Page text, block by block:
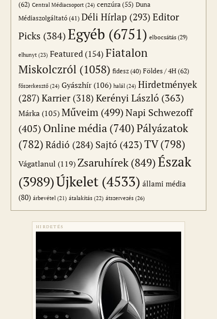
(62) Central Médiacsoport (24) cenzúra(55) Duna
Médiaszolgáltató(41) Déli Hírlap (293) Editor
Picks (384)Egyéb (6751) elbocsátás (29)
elhunyt (23) Featured (154) Fiatalon
Miskolczról (1058) fidesz(40) Földes / 4H(62)
főszerkesztő (24) Gyászhír (106) halál (24) Hirdetmények
(287) Karrier(318) Kerényi László (363)
Márka (105) Műveim (499)Napi Schwezoff
(405) Online média (740)Pályázatok
(782) Rádió (284) Sajtó (423)TV(798)
Vágatlanul (119)Zsaruhírek(849)Észak
(3989)Újkelet (4533) állami média
(80) árbevétel (21) átalakítás (22) átszervezés (26)
HIRDETÉS